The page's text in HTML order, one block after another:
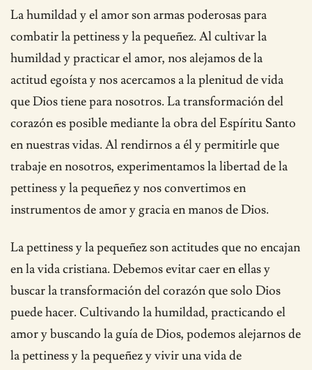
La humildad y el amor son armas poderosas para
combatir la pettiness y la pequeñez. Al cultivar la
humildad y practicar el amor, nos alejamos de la
actitud egoísta y nos acercamos a la plenitud de vida
que Dios tiene para nosotros. La transformación del
corazón es posible mediante la obra del Espíritu Santo
en nuestras vidas. Al rendirnos a él y permitirle que
trabaje en nosotros, experimentamos la libertad de la
pettiness y la pequeñez y nos convertimos en
instrumentos de amor y gracia en manos de Dios.
La pettiness y la pequeñez son actitudes que no encajan
en la vida cristiana. Debemos evitar caer en ellas y
buscar la transformación del corazón que solo Dios
puede hacer. Cultivando la humildad, practicando el
amor y buscando la guía de Dios, podemos alejarnos de
la pettiness y la pequeñez y vivir una vida de